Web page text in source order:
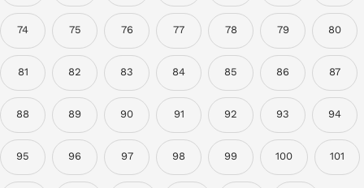
74 75 76 77 78 79 80
81 82 83 84 85 86 87
88 89 90 91 92 93 94
95 96 97 98 99 100 101